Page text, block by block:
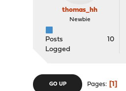
thomas_hh
Newbie
Posts
10
Logged
GO UP Pages 1